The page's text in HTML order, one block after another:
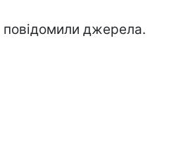
повідомили джерела.